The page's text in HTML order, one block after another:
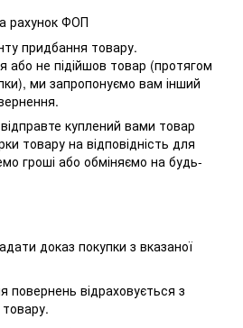
рахунок ФОП
придбання товару.
не підійшов товар (протягом
ми запропонуємо вам інший
куплений вами товар
товару на відповідність для
гроші або обміняємо на будь-
доказ покупки з вказаної
повернень відраховується з